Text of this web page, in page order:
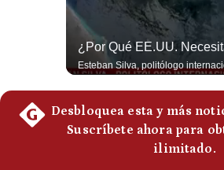
Condiciones
Politica
De
Cookies
Preguntas